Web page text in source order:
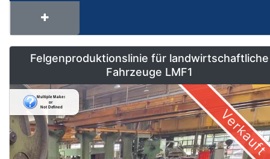
Felgenproduktionslinie für landwirtschaftliche
Fahrzeuge LMF1
Verkauft